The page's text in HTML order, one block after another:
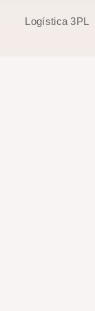
Logística 3PL